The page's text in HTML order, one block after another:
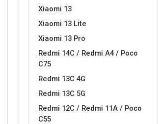
Xiaomi 13
Xiaomi 13 Lite
Xiaomi 13 Pro
Redmi 14C / Redmi A4 / Poco
C75
Redmi 13C 4G
Redmi 13C 5G
Redmi 12C / Redmi 11A / Poco
C55
Zodiac